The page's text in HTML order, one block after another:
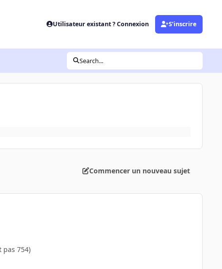
Utilisateur existant ? Connexion S’inscrire
Search...
Commencer un nouveau sujet
pas 754)